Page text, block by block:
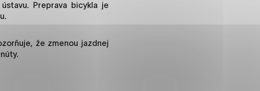
Preprava bicykla je
že zmenou jazdnej